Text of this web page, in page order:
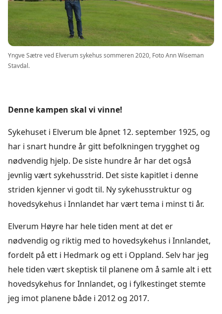
Yngve Sætre ved Elverum sykehus sommeren 2020, Foto Ann Wiseman
Stavdal.
Denne kampen skal vi vinne!
Sykehuset i Elverum ble åpnet 12. september 1925, og
har i snart hundre år gitt befolkningen trygghet og
nødvendig hjelp. De siste hundre år har det også
jevnlig vært sykehusstrid. Det siste kapitlet i denne
striden kjenner vi godt til. Ny sykehusstruktur og
hovedsykehus i Innlandet har vært tema i minst ti år.
Elverum Høyre har hele tiden ment at det er
nødvendig og riktig med to hovedsykehus i Innlandet,
fordelt på ett i Hedmark og ett i Oppland. Selv har jeg
hele tiden vært skeptisk til planene om å samle alt i ett
hovedsykehus for Innlandet, og i fylkestinget stemte
jeg imot planene både i 2012 og 2017.